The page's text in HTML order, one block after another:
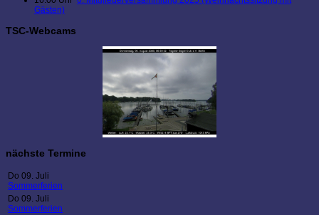
Gästen)
TSC-Webcams
nächste Termine
Do 09. Juli
Sommerferien
Do 09. Juli
Sommerferien